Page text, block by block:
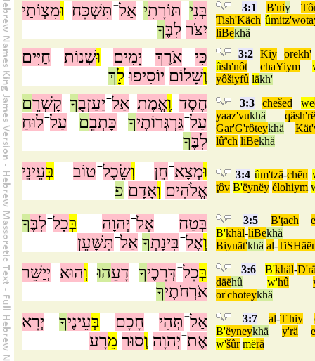
בְּנִי תּוֹרָתִי אַל־תִּשְׁכָּח וּמִצְוֹתַי
יִצֹּר לִבֶּךָ
3:1 B'niy
Tish'Käch û
liBekhä
כִּי אֹרֶךְ יָמִים וּשְׁנוֹת
חַיִּים
וְשָׁלוֹם יוֹסִיפוּ לָךְ
3:2 Kiy orekh'
ûsh'nôt chaYiym
yôšiyfû läkh'
חֶסֶד וֶאֱמֶת אַל־יַעַזְבֻךָ קָשְׁרֵם
עַל־גַּרְגְּרוֹתֶיךָ כָּתְבֵם עַל־לוּחַ
לִבֶּךָ
3:3 chešed we
yaaz'vukhä
qäsh'rë
Gar'G'rôteykhä
lûªch liBekhä
וּמְצָא־חֵן וְשֵׂכֶל־טוֹב בְּעֵינֵי
אֱלֹהִים וְאָדָם פ
3:4 ûm'tzä-chën
ţôv B'ëynëy élohiym
בְּטַח אֶל־יְהוָה בְּכָל־לִבֶּךָ
וְאֶל־בִּינָתְךָ אַל־תִּשָּׁעֵן
3:5 B'ţach
B'khäl-liBekhä
Biynät'khä al-
בְּכָל־דְּרָכֶיךָ דָעֵהוּ וְהוּא יְיַשֵּׁר
אֹרְחֹתֶיךָ
3:6 B'khäl-
däëhû w'hû
or'choteykhä
אַל־תְּהִי חָכָם בְּעֵינֶיךָ
יְרָא
אֶת־יְהוָה וְסוּר מֵרָע
3:7 al-T'hiy
B'ëyneykhä y'rä
w'šûr mërä